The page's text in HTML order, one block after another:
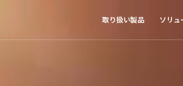
取り扱い製品 ソリュ